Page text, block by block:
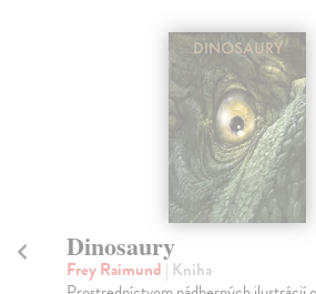
Dinosaury
Frey Raimund | Kniha